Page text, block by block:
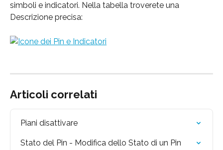
simboli e indicatori. Nella tabella troverete una
Descrizione precisa:
Articoli correlati
Piani disattivare
Stato del Pin - Modifica dello Stato di un Pin